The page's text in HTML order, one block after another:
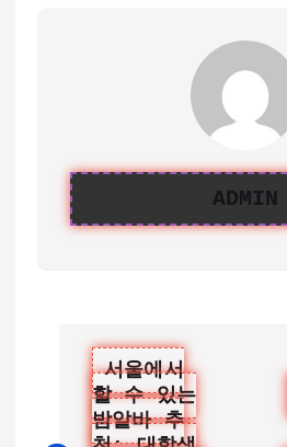
ADMIN
글
서울에서
할 수 있는
밤알바 추